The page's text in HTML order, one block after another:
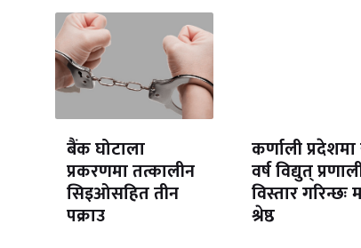
बैंक घोटाला
प्रकरणमा तत्कालीन
सिइओसहित तीन
पक्राउ
कर्णाली प्रदेशमा
वर्ष विद्युत्
विस्तार गरिन्छः
श्रेष्ठ